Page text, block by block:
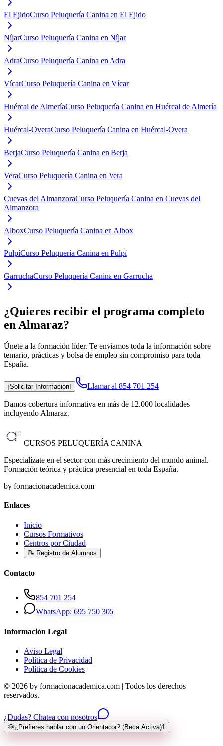
El EjidoCurso Peluquería Canina en El Ejido
NíjarCurso Peluquería Canina en Níjar
AdraCurso Peluquería Canina en Adra
VícarCurso Peluquería Canina en Vícar
Huércal de AlmeríaCurso Peluquería Canina en Huércal de Almería
Huércal-OveraCurso Peluquería Canina en Huércal-Overa
BerjaCurso Peluquería Canina en Berja
VeraCurso Peluquería Canina en Vera
Cuevas del AlmanzoraCurso Peluquería Canina en Cuevas del
Almanzora
AlboxCurso Peluquería Canina en Albox
PulpíCurso Peluquería Canina en Pulpí
GarruchaCurso Peluquería Canina en Garrucha
¿Quieres recibir el programa completo
en Almaraz?
Únete a la formación líder. Te enviamos toda la información sobre
temario, prácticas y bolsa de empleo sin compromiso para toda
España.
¡Solicitar Información! Llamar al 854 701 254
Damos cobertura informativa en más de 12.000 localidades
incluyendo Almaraz.
CURSOS PELUQUERÍA CANINA
Especialízate en el sector con más crecimiento del mundo animal.
Formación teórica y práctica presencial en toda España.
by formacionacademica.com
Enlaces
Inicio
Cursos Formativos
Centros por Ciudad
📝 Registro de Alumnos
Contacto
854 701 254
WhatsApp: 695 750 305
Información Legal
Aviso Legal
Política de Privacidad
Política de Cookies
© 2026 by formacionacademica.com | Todos los derechos
reservados.
¿Dudas? Chatea con nosotros
🐶¿Prefieres hablar con un Orientador? (Beca Activa)1